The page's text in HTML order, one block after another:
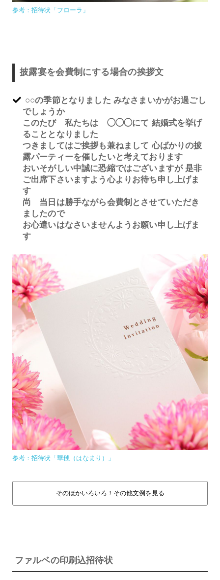
参考：招待状「フローラ」
披露宴を会費制にする場合の挨拶文
○○の季節となりました みなさまいかがお過ごし
でしょうか
このたび 私たちは ◯◯◯にて 結婚式を挙げ
ることとなりました
つきましてはご挨拶も兼ねまして 心ばかりの披
露パーティーを催したいと考えております
おいそがしい中誠に恐縮ではございますが 是非
ご出席下さいますよう心よりお待ち申し上げま
す
尚 当日は勝手ながら会費制とさせていただき
ましたので
お心遣いはなさいませんようお願い申し上げま
す
参考：招待状「華毬（はなまり）」
そのほかいろいろ！その他文例を見る
ファルベの印刷込招待状